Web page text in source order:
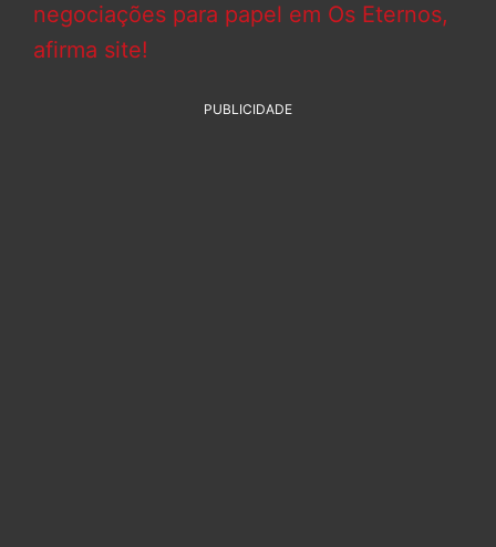
negociações para papel em Os Eternos,
afirma site!
PUBLICIDADE